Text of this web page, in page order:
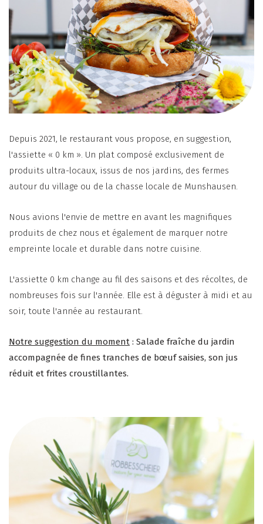
Depuis 2021, le restaurant vous propose, en suggestion,
l'assiette « 0 km ». Un plat composé exclusivement de
produits ultra-locaux, issus de nos jardins, des fermes
autour du village ou de la chasse locale de Munshausen.
Nous avions l'envie de mettre en avant les magnifiques
produits de chez nous et également de marquer notre
empreinte locale et durable dans notre cuisine.
L'assiette 0 km change au fil des saisons et des récoltes, de
nombreuses fois sur l'année. Elle est à déguster à midi et au
soir, toute l'année au restaurant.
Notre suggestion du moment : Salade fraîche du jardin
accompagnée de fines tranches de bœuf saisies, son jus
réduit et frites croustillantes.